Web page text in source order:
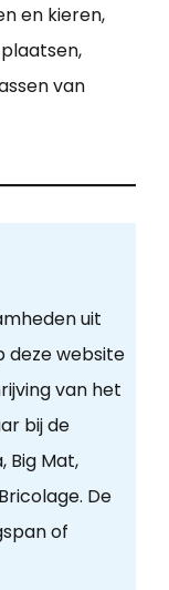
en kieren,
van
uit
deze website
van het
bij de
Big Mat,
De
of